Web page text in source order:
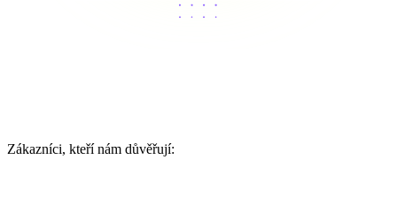
Zákazníci, kteří nám důvěřují: